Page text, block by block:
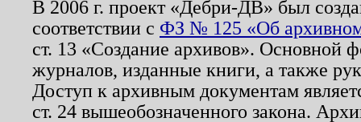
В 2006 г. проект «Дебри-ДВ» был
соответствии с ФЗ № 125 «Об
ст. 13 «Создание архивов». Основной
журналов, изданные книги, а также
Доступ к архивным документам
ст. 24 вышеобозначенного закона.